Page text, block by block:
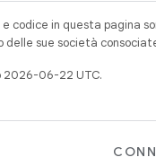
codice in questa pagina
sue società
2026-06-22 UTC.